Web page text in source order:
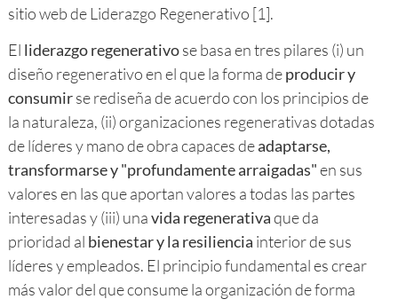
sitio web de Liderazgo Regenerativo [1].
El liderazgo regenerativose basa en tres pilares (i) un
diseño regenerativo en el que la forma deproducir y
consumirse rediseña de acuerdo con los principios de
la naturaleza, (ii) organizaciones regenerativas dotadas
de líderes y mano de obra capaces deadaptarse,
transformarse y "profundamente arraigadas"en sus
valores en las que aportan valores a todas las partes
interesadas y (iii) unavida regenerativaque da
prioridad al bienestar y la resiliencia interior de sus
líderes y empleados. El principio fundamental es crear
más valor del que consume la organización de forma